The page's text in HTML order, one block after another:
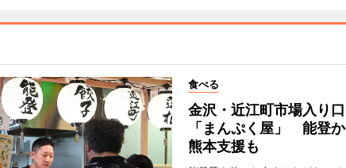
食べる
金沢・近江町市場入り
「まんぷく屋」 能登か
熊本支援も